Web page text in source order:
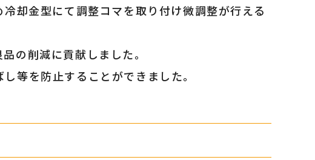
却金型にて調整コマを取り付け微調整が行える
の削減に貢献しました。
等を防止することができました。